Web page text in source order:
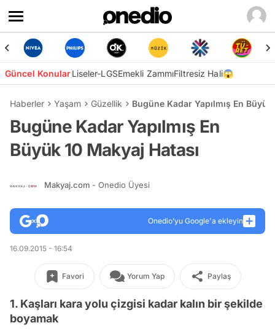
Güncel KonularLiseler-LGSEmekli ZammıFiltresiz Hali😱
Haberler Yaşam Güzellik Bugüne Kadar Yapılmış En
Bugüne Kadar Yapılmış En
Büyük 10 Makyaj Hatası
Makyaj.com - Onedio Üyesi
Onedio’yu Google'a ekleyin
16.09.2015 - 16:54
Favori Yorum Yap Paylaş
1. Kaşları kara yolu çizgisi kadar kalın bir şekilde
boyamak